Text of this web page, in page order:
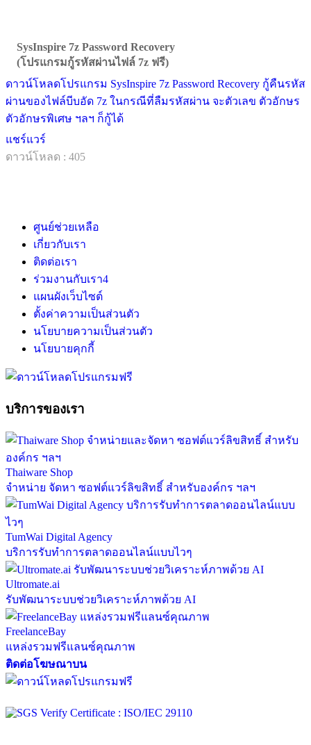
SysInspire 7z Password Recovery
(โปรแกรมกู้รหัสผ่านไฟล์ 7z ฟรี)
ดาวน์โหลดโปรแกรม SysInspire 7z Password Recovery กู้คืนรหัส
ผ่านของไฟล์บีบอัด 7z ในกรณีที่ลืมรหัสผ่าน จะตัวเลข ตัวอักษร
ตัวอักษรพิเศษ ฯลฯ ก็กู้ได้
แชร์แวร์
ดาวน์โหลด : 405
ศูนย์ช่วยเหลือ
เกี่ยวกับเรา
ติดต่อเรา
ร่วมงานกับเรา4
แผนผังเว็บไซต์
ตั้งค่าความเป็นส่วนตัว
นโยบายความเป็นส่วนตัว
นโยบายคุกกี้
บริการของเรา
Thaiware Shop
จำหน่าย จัดหา ซอฟต์แวร์ลิขสิทธิ์ สำหรับองค์กร ฯลฯ
TumWai Digital Agency
บริการรับทำการตลาดออนไลน์แบบไวๆ
Ultromate.ai
รับพัฒนาระบบช่วยวิเคราะห์ภาพด้วย AI
FreelanceBay
แหล่งรวมฟรีแลนซ์คุณภาพ
ติดต่อโฆษณาบน